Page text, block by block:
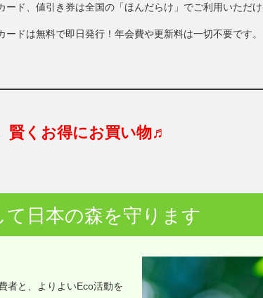
ード、値引き券は全国の「ほんだらけ」でご利用いただけ
ードは無料で即日発行！年会費や更新料は一切不要です。
賢くお得にお買い物♬
日本の森を守ります
者と、よりよいEco活動を